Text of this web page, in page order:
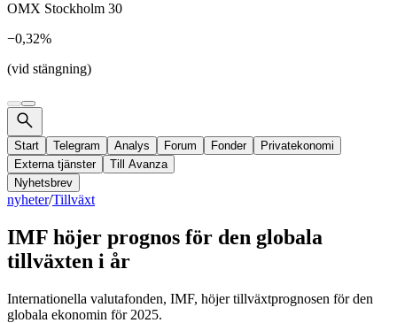
OMX Stockholm 30
−0,32%
(vid stängning)
Start Telegram Analys Forum Fonder
Privatekonomi
Externa tjänster
Till Avanza
Nyhetsbrev
nyheter/Tillväxt
IMF höjer prognos för den globala
tillväxten i år
Internationella valutafonden, IMF, höjer tillväxtprognosen för den
globala ekonomin för 2025.